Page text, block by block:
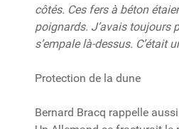
côtés. Ces fers à béton
poignards. J’avais toujours
s’empale là-dessus. C’était
Protection de la dune
Bernard Bracq rappelle